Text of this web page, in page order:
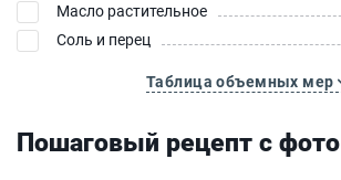
Масло растительное
Соль и перец
Таблица объемных мер
Пошаговый рецепт с фото